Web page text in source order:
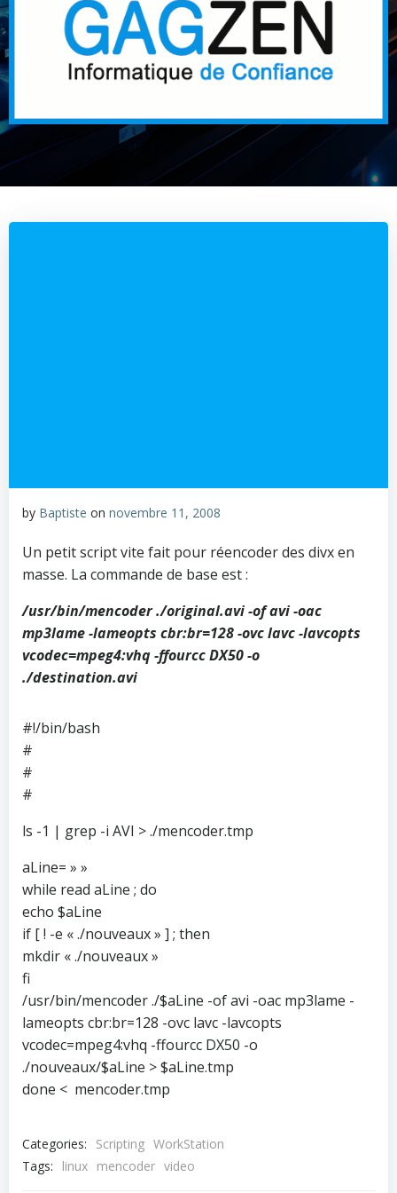
by Baptiste on novembre 11, 2008
Un petit script vite fait pour réencoder des divx en
masse. La commande de base est :
/usr/bin/mencoder ./original.avi -of avi -oac
mp3lame -lameopts cbr:br=128 -ovc lavc -lavcopts
vcodec=mpeg4:vhq -ffourcc DX50 -o
./destination.avi
#!/bin/bash
#
#
#
ls -1 | grep -i AVI > ./mencoder.tmp
aLine= » »
while read aLine ; do
echo $aLine
if [ ! -e « ./nouveaux » ] ; then
mkdir « ./nouveaux »
fi
/usr/bin/mencoder ./$aLine -of avi -oac mp3lame -
lameopts cbr:br=128 -ovc lavc -lavcopts
vcodec=mpeg4:vhq -ffourcc DX50 -o
./nouveaux/$aLine > $aLine.tmp
done < mencoder.tmp
Categories: Scripting WorkStation
Tags:
linux mencoder video